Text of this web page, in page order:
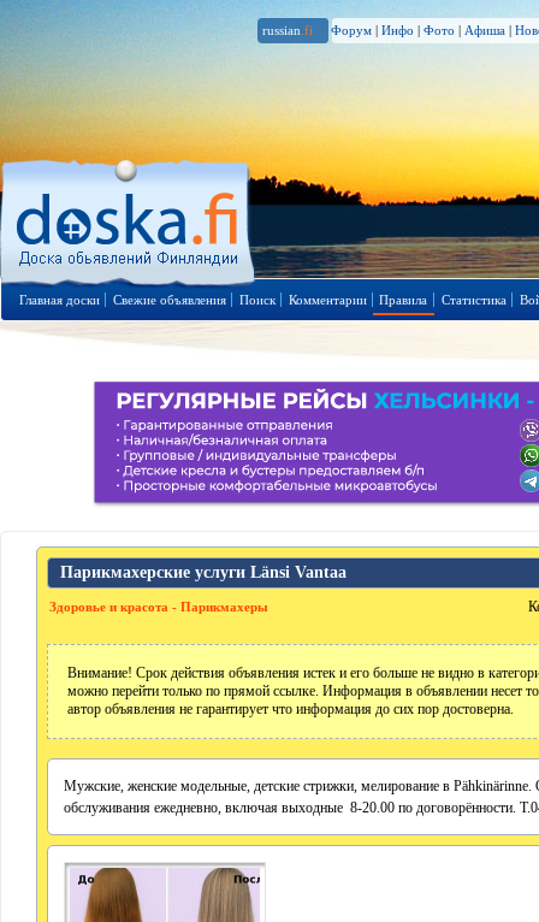
russian .fi Форум | Инфо | Фото | Афиша |
Главная доски Свежие объявления Поиск Комментарии Правила Статистика
Парикмахерские услуги Länsi Vantaa
Здоровье и красота - Парикмахеры
Внимание! Срок действия объявления истек и его больше не видно в
можно перейти только по прямой ссылке. Информация в объявлении несет
автор объявления не гарантирует что информация до сих пор достоверна.
Мужские, женские модельные, детские стрижки, мелирование в
обслуживания ежедневно, включая выходные 8-20.00 по договорённости.